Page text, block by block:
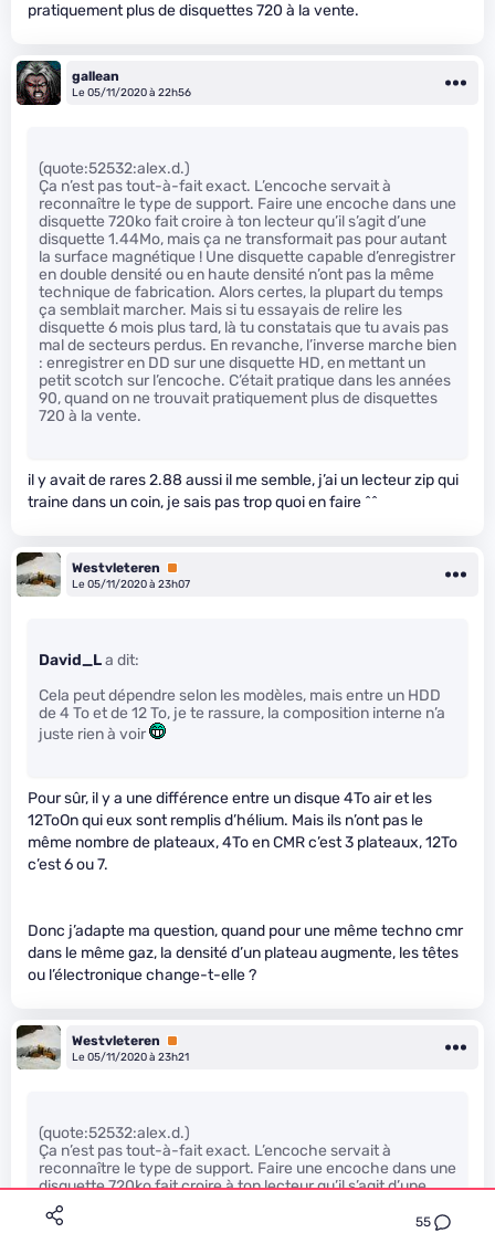
55
pratiquement plus de disquettes 720 à la vente.
gallean
Le 05/11/2020 à 22h56
(quote:52532:alex.d.)
Ça n’est pas tout-à-fait exact. L’encoche servait à
reconnaître le type de support. Faire une encoche dans une
disquette 720ko fait croire à ton lecteur qu’il s’agit d’une
disquette 1.44Mo, mais ça ne transformait pas pour autant
la surface magnétique ! Une disquette capable d’enregistrer
en double densité ou en haute densité n’ont pas la même
technique de fabrication. Alors certes, la plupart du temps
ça semblait marcher. Mais si tu essayais de relire les
disquette 6 mois plus tard, là tu constatais que tu avais pas
mal de secteurs perdus. En revanche, l’inverse marche bien
: enregistrer en DD sur une disquette HD, en mettant un
petit scotch sur l’encoche. C’était pratique dans les années
90, quand on ne trouvait pratiquement plus de disquettes
720 à la vente.
il y avait de rares 2.88 aussi il me semble, j’ai un lecteur zip qui
traine dans un coin, je sais pas trop quoi en faire ^^
Westvleteren
Premium
Le 05/11/2020 à 23h07
David_La dit:
Cela peut dépendre selon les modèles, mais entre un HDD
de 4 To et de 12 To, je te rassure, la composition interne n’a
juste rien à voir
Pour sûr, il y a une différence entre un disque 4To air et les
12ToOn qui eux sont remplis d’hélium. Mais ils n’ont pas le
même nombre de plateaux, 4To en CMR c’est 3 plateaux, 12To
c’est 6 ou 7.
Donc j’adapte ma question, quand pour une même techno cmr
dans le même gaz, la densité d’un plateau augmente, les têtes
ou l’électronique change-t-elle ?
Westvleteren
Premium
Le 05/11/2020 à 23h21
(quote:52532:alex.d.)
Ça n’est pas tout-à-fait exact. L’encoche servait à
reconnaître le type de support. Faire une encoche dans une
disquette 720ko fait croire à ton lecteur qu’il s’agit d’une
disquette 1.44Mo, mais ça ne transformait pas pour autant
la surface magnétique ! Une disquette capable d’enregistrer